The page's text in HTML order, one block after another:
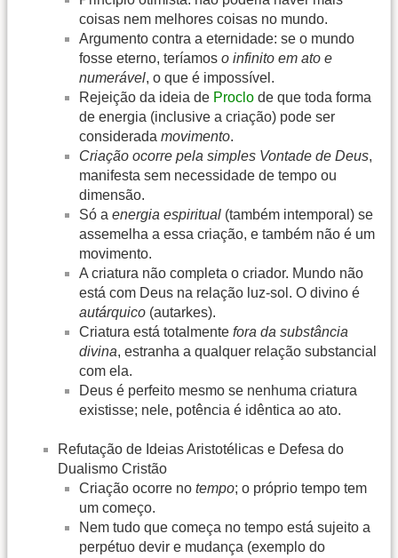
coisas nem melhores coisas no mundo.
Argumento contra a eternidade: se o mundo
fosse eterno, teríamos o infinito em ato e
numerável, o que é impossível.
Rejeição da ideia de Proclo de que toda forma
de energia (inclusive a criação) pode ser
considerada movimento.
Criação ocorre pela simples Vontade de Deus,
manifesta sem necessidade de tempo ou
dimensão.
Só a energia espiritual (também intemporal) se
assemelha a essa criação, e também não é um
movimento.
A criatura não completa o criador. Mundo não
está com Deus na relação luz-sol. O divino é
autárquico (autarkes).
Criatura está totalmente fora da substância
divina, estranha a qualquer relação substancial
com ela.
Deus é perfeito mesmo se nenhuma criatura
existisse; nele, potência é idêntica ao ato.
Refutação de Ideias Aristotélicas e Defesa do
Dualismo Cristão
Criação ocorre no tempo; o próprio tempo tem
um começo.
Nem tudo que começa no tempo está sujeito a
perpétuo devir e mudança (exemplo do